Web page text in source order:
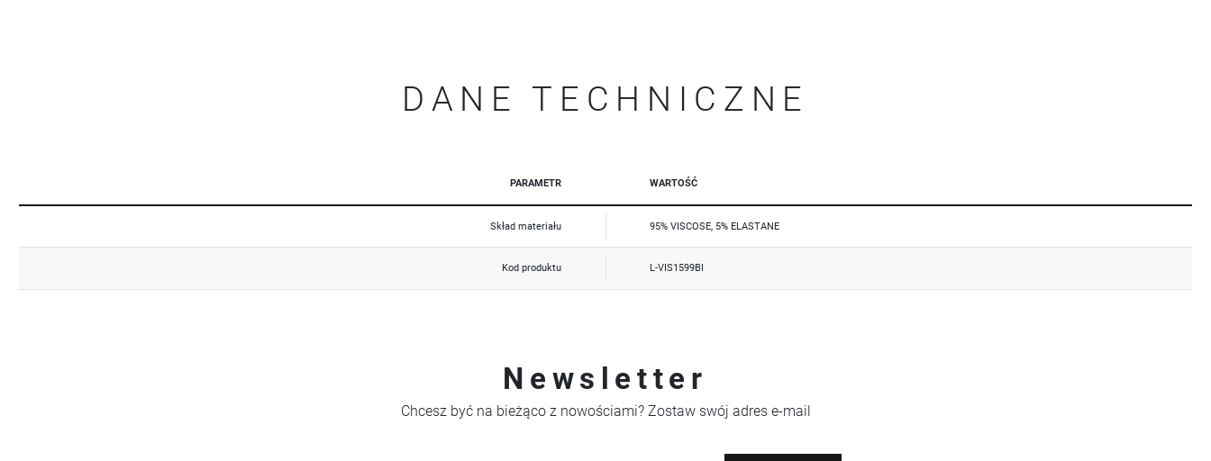
DANE TECHNICZNE
PARAMETR WARTOŚĆ
Skład materiału 95% VISCOSE, 5% ELASTANE
Kod produktu L-VIS1599BI
Newsletter
Chcesz być na bieżąco z nowościami? Zostaw swój adres e-mail